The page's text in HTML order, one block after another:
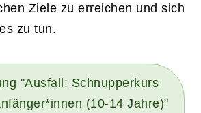
Ziele zu erreichen und sich
zu tun.
"Ausfall: Schnupperkurs
(10-14 Jahre)"